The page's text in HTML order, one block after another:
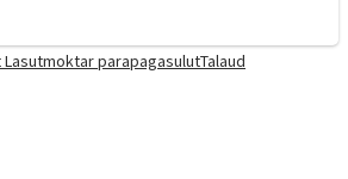
Lasutmoktar parapagasulutTalaud